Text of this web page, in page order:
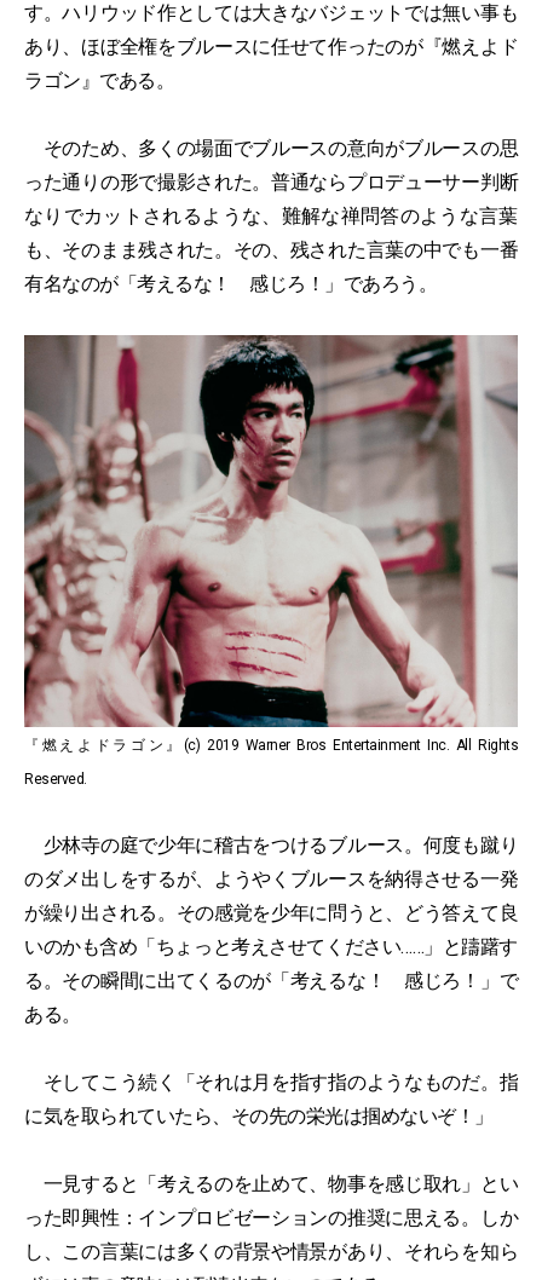
す。ハリウッド作としては大きなバジェットでは無い事も
あり、ほぼ全権をブルースに任せて作ったのが『燃えよド
ラゴン』である。
そのため、多くの場面でブルースの意向がブルースの思
った通りの形で撮影された。普通ならプロデューサー判断
なりでカットされるような、難解な禅問答のような言葉
も、そのまま残された。その、残された言葉の中でも一番
有名なのが「考えるな！ 感じろ！」であろう。
『燃えよドラゴン』(c) 2019 Warner Bros Entertainment Inc. All Rights
Reserved.
少林寺の庭で少年に稽古をつけるブルース。何度も蹴り
のダメ出しをするが、ようやくブルースを納得させる一発
が繰り出される。その感覚を少年に問うと、どう答えて良
いのかも含め「ちょっと考えさせてください……」と躊躇す
る。その瞬間に出てくるのが「考えるな！ 感じろ！」で
ある。
そしてこう続く「それは月を指す指のようなものだ。指
に気を取られていたら、その先の栄光は掴めないぞ！」
一見すると「考えるのを止めて、物事を感じ取れ」とい
った即興性：インプロビゼーションの推奨に思える。しか
し、この言葉には多くの背景や情景があり、それらを知ら